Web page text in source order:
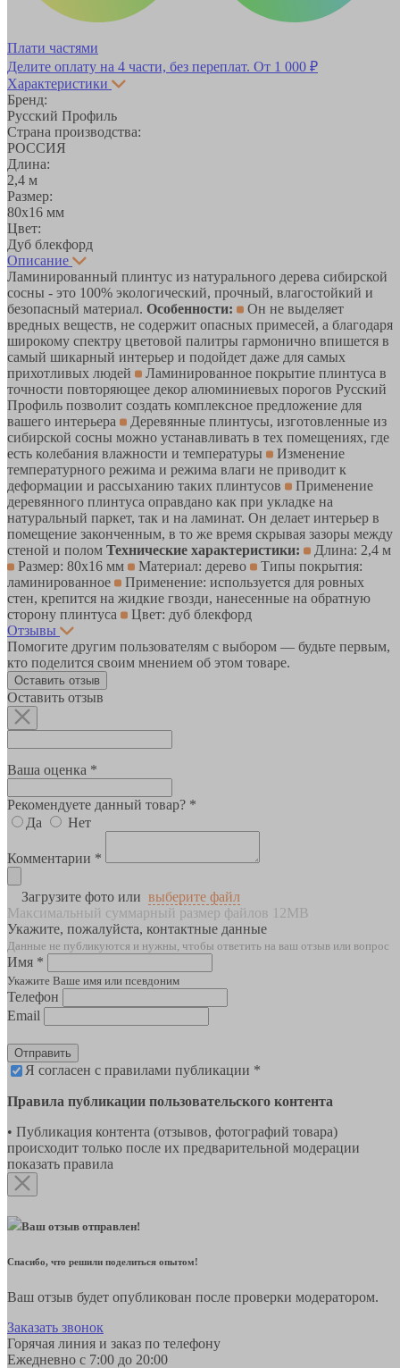
Плати частями
Делите оплату на 4 части, без переплат. От 1 000 ₽
Характеристики
Бренд:
Русский Профиль
Страна производства:
РОССИЯ
Длина:
2,4 м
Размер:
80х16 мм
Цвет:
Дуб блекфорд
Описание
Ламинированный плинтус из натурального дерева сибирской
сосны - это 100% экологический, прочный, влагостойкий и
безопасный материал. Особенности:
Он не выделяет
вредных веществ, не содержит опасных примесей, а благодаря
широкому спектру цветовой палитры гармонично впишется в
самый шикарный интерьер и подойдет даже для самых
прихотливых людей
Ламинированное покрытие плинтуса в
точности повторяющее декор алюминиевых порогов Русский
Профиль позволит создать комплексное предложение для
вашего интерьера
Деревянные плинтусы, изготовленные из
сибирской сосны можно устанавливать в тех помещениях, где
есть колебания влажности и температуры
Изменение
температурного режима и режима влаги не приводит к
деформации и рассыханию таких плинтусов
Применение
деревянного плинтуса оправдано как при укладке на
натуральный паркет, так и на ламинат. Он делает интерьер в
помещение законченным, в то же время скрывая зазоры между
стеной и полом Технические характеристики:
Длина: 2,4 м
Размер: 80х16 мм
Материал: дерево
Типы покрытия:
ламинированное
Применение: используется для ровных
стен, крепится на жидкие гвозди, нанесенные на обратную
сторону плинтуса
Цвет: дуб блекфорд
Отзывы
Помогите другим пользователям с выбором — будьте первым,
кто поделится своим мнением об этом товаре.
Оставить отзыв
Оставить отзыв
Ваша оценка *
Рекомендуете данный товар? *
Да
Нет
Комментарии *
Загрузите фото или выберите файл
Максимальный суммарный размер файлов 12MB
Укажите, пожалуйста, контактные данные
Данные не публикуются и нужны, чтобы ответить на ваш отзыв или вопрос
Имя *
Укажите Ваше имя или псевдоним
Телефон
Email
Отправить
Я согласен с правилами публикации *
Правила публикации пользовательского контента
• Публикация контента (отзывов, фотографий товара)
происходит только после их предварительной модерации
показать правила
Ваш отзыв отправлен!
Спасибо, что решили поделиться опытом!
Ваш отзыв будет опубликован после проверки модератором.
Заказать звонок
Горячая линия и заказ по телефону
Ежедневно с 7:00 до 20:00